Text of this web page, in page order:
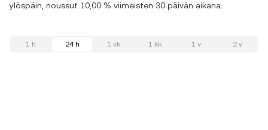
ylöspäin, noussut 10,00 % viimeisten 30 päivän aikana.
1 h 24 h 1 vk 1 kk 1 v 2 v